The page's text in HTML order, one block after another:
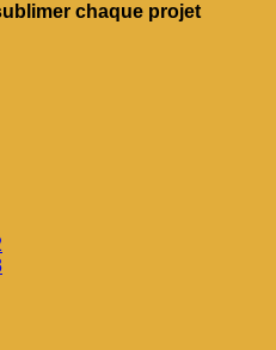
chaque projet